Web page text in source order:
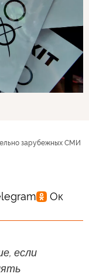
зарубежных СМИ
если